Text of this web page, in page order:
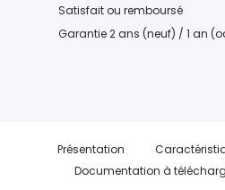
Satisfait ou remboursé
Garantie 2 ans (neuf) / 1 an
Présentation
Documentation à